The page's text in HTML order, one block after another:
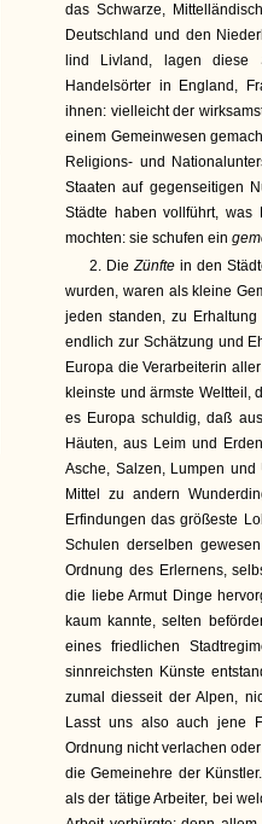
das Schwarze,
Deutschland und den
lind Livland, lagen diese
Handelsörter in England,
ihnen: vielleicht der
einem Gemeinwesen
Religions- und
Staaten auf gegenseitigen
Städte haben vollführt, was
mochten: sie schufen ein
2. DieZünftein den
wurden, waren als kleine
jeden standen, zu
endlich zur Schätzung und
Europa die Verarbeiterin
kleinste und ärmste Weltteil,
es Europa schuldig, daß
Häuten, aus Leim und
Asche, Salzen, Lumpen
Mittel zu andern
Erfindungen das größeste
Schulen derselben
Ordnung des Erlernens,
die liebe Armut Dinge
kaum kannte, selten
eines friedlichen
sinnreichsten Künste
zumal diesseit der Alpen,
Lasst uns also auch jene
Ordnung nicht verlachen
die Gemeinehre der
als der tätige Arbeiter, bei